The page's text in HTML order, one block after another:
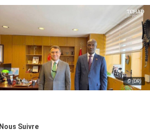
© (DR)
Nous Suivre